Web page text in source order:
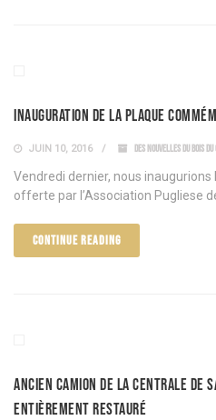
Inauguration de la plaque
JUIN 10, 2016 DES NOUVELLES DU BOIS DU
Vendredi dernier, nous
offerte par l’Association Pugliese
CONTINUE READING
Ancien camion de la Centrale de
entièrement restauré